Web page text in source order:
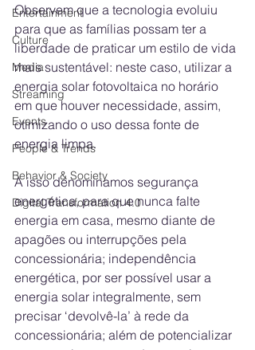
Entertainment
Culture
Media
Streaming
Events
People & Trends
Behavior & Society
Digital Transformation 4.0
Observem que a tecnologia evoluiu
para que as famílias possam ter a
liberdade de praticar um estilo de vida
mais sustentável: neste caso, utilizar a
energia solar fotovoltaica no horário
em que houver necessidade, assim,
otimizando o uso dessa fonte de
energia limpa.
A isso denominamos segurança
energética, para que nunca falte
energia em casa, mesmo diante de
apagões ou interrupções pela
concessionária; independência
energética, por ser possível usar a
energia solar integralmente, sem
precisar ‘devolvê-la’ à rede da
concessionária; além de potencializar